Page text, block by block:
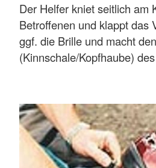
Der Helfer kniet seitlich am
Betroffenen und klappt das
ggf. die Brille und macht
(Kinnschale/Kopfhaube)